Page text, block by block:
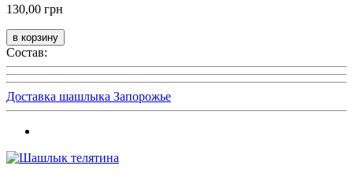
130,00 грн
Состав:
Доставка шашлыка Запорожье